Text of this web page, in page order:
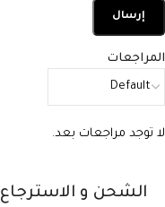
المراجعات
لا توجد مراجعات بعد.
الشحن و الاسترجاع